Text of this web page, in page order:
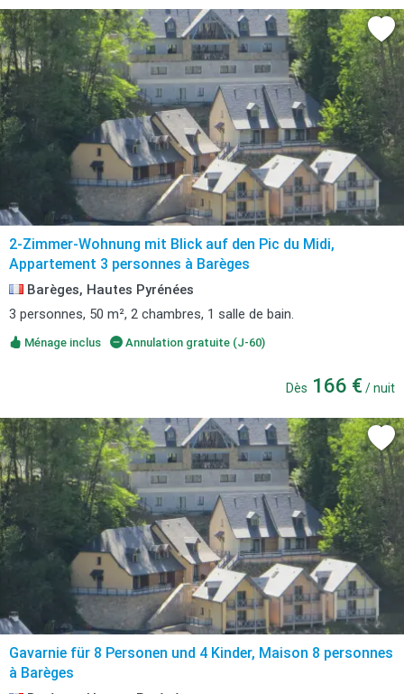
2-Zimmer-Wohnung mit Blick auf den Pic du Midi,
Appartement 3 personnes à Barèges
Barèges, Hautes Pyrénées
3 personnes, 50 m², 2 chambres, 1 salle de bain.
Ménage inclus Annulation gratuite (J-60)
Dès 166 € / nuit
Gavarnie für 8 Personen und 4 Kinder, Maison 8 personnes
à Barèges